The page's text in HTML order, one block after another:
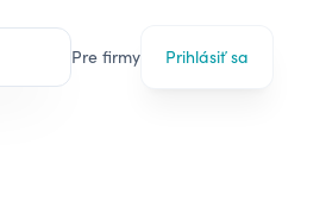
Pre firmy Prihlásiť sa